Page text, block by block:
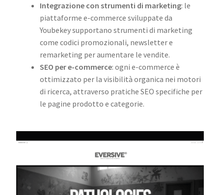
Integrazione con strumenti di marketing: le
piattaforme e-commerce sviluppate da
Youbekey supportano strumenti di marketing
come codici promozionali, newsletter e
remarketing per aumentare le vendite.
SEO per e-commerce: ogni e-commerce è
ottimizzato per la visibilità organica nei motori
di ricerca, attraverso pratiche SEO specifiche per
le pagine prodotto e categorie.